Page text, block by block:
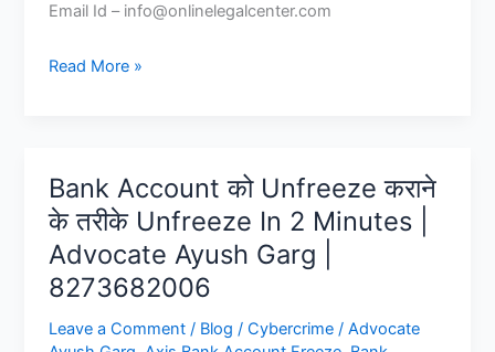
Email Id – info@onlinelegalcenter.com
Supreme
Account
Freeze
2026
|
Advocate
Ayush
Read More »
Bank Account को Unfreeze कराने
के तरीके Unfreeze In 2 Minutes |
Advocate Ayush Garg |
8273682006
Leave a Comment / Blog /Cybercrime/Advocate